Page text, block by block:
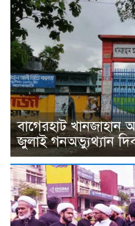
বাগেরহাট খানজাহান
জুলাই গনঅভ্যুথ্যান